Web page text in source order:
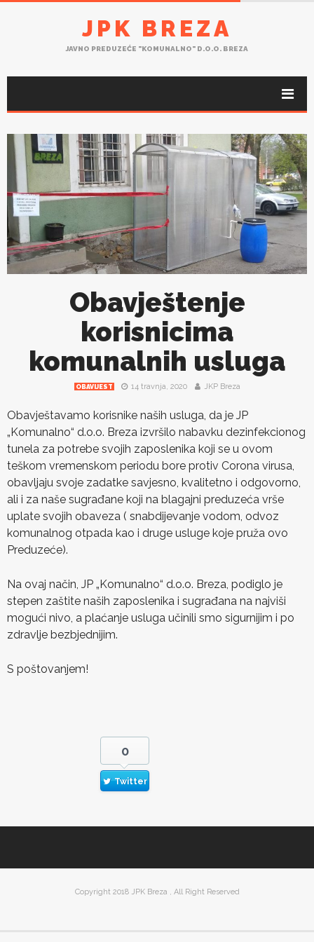
JPK BREZA
JAVNO PREDUZEĆE "KOMUNALNO" D.O.O. BREZA
Obavještenje
korisnicima
komunalnih usluga
OBAVIJEST 14 travnja, 2020 JKP Breza
Obavještavamo korisnike naših usluga, da je JP
„Komunalno“ d.o.o. Breza izvršilo nabavku dezinfekcionog
tunela za potrebe svojih zaposlenika koji se u ovom
teškom vremenskom periodu bore protiv Corona virusa,
obavljaju svoje zadatke savjesno, kvalitetno i odgovorno,
ali i za naše sugrađane koji na blagajni preduzeća vrše
uplate svojih obaveza ( snabdijevanje vodom, odvoz
komunalnog otpada kao i druge usluge koje pruža ovo
Preduzeće).
Na ovaj način, JP „Komunalno“ d.o.o. Breza, podiglo je
stepen zaštite naših zaposlenika i sugrađana na najviši
mogući nivo, a plaćanje usluga učinili smo sigurnijim i po
zdravlje bezbjednijim.
S poštovanjem!
0
Twitter
Copyright 2018 JPK Breza , All Right Reserved